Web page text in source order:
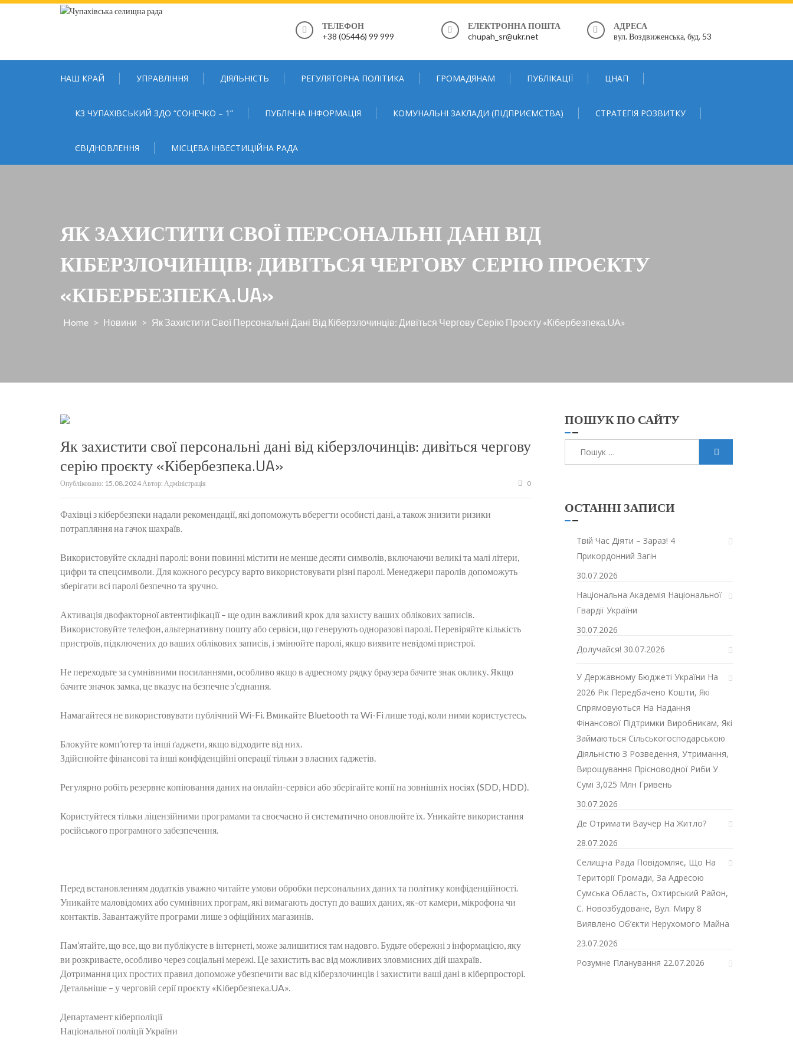
Skip
ТЕЛЕФОН
+38 (05446) 99 999
ЕЛЕКТРОННА ПОШТА
chupah_sr@ukr.net
АДРЕСА
вул. Воздвиженська, буд. 53
НАШ КРАЙ УПРАВЛІННЯ ДІЯЛЬНІСТЬ РЕГУЛЯТОРНА ПОЛІТИКА ГРОМАДЯНАМ ПУБЛІКАЦІЇ ЦНАП
КЗ ЧУПАХІВСЬКИЙ ЗДО “СОНЕЧКО – 1” ПУБЛІЧНА ІНФОРМАЦІЯ КОМУНАЛЬНІ ЗАКЛАДИ (ПІДПРИЄМСТВА) СТРАТЕГІЯ РОЗВИТКУ
ЄВІДНОВЛЕННЯ МІСЦЕВА ІНВЕСТИЦІЙНА РАДА
ЯК ЗАХИСТИТИ СВОЇ ПЕРСОНАЛЬНІ ДАНІ ВІД
КІБЕРЗЛОЧИНЦІВ: ДИВІТЬСЯ ЧЕРГОВУ СЕРІЮ ПРОЄКТУ
«КІБЕРБЕЗПЕКА.UA»
Home > Новини > Як Захистити Свої Персональні Дані Від Кіберзлочинців: Дивіться Чергову Серію Проєкту «Кібербезпека.UA»
Як захистити свої персональні дані від кіберзлочинців: дивіться чергову
серію проєкту «Кібербезпека.UA»
Опубліковано: 15.08.2024Автор: Адміністрація 0
Фахівці з кібербезпеки надали рекомендації, які допоможуть вберегти особисті дані, а також знизити ризики
потрапляння на гачок шахраїв.
Використовуйте складні паролі: вони повинні містити не менше десяти символів, включаючи великі та малі літери,
цифри та спецсимволи. Для кожного ресурсу варто використовувати різні паролі. Менеджери паролів допоможуть
зберігати всі паролі безпечно та зручно.
Активація двофакторної автентифікації – ще один важливий крок для захисту ваших облікових записів.
Використовуйте телефон, альтернативну пошту або сервіси, що генерують одноразові паролі. Перевіряйте кількість
пристроїв, підключених до ваших облікових записів, і змінюйте паролі, якщо виявите невідомі пристрої.
Не переходьте за сумнівними посиланнями, особливо якщо в адресному рядку браузера бачите знак оклику. Якщо
бачите значок замка, це вказує на безпечне з’єднання.
Намагайтеся не використовувати публічний Wi-Fi. Вмикайте Bluetooth та Wi-Fi лише тоді, коли ними користуєтесь.
Блокуйте комп’ютер та інші ґаджети, якщо відходите від них.
Здійснюйте фінансові та інші конфіденційні операції тільки з власних ґаджетів.
Регулярно робіть резервне копіювання даних на онлайн-сервіси або зберігайте копії на зовнішніх носіях (SDD, HDD).
Користуйтеся тільки ліцензійними програмами та своєчасно й систематично оновлюйте їх. Уникайте використання
російського програмного забезпечення.
Перед встановленням додатків уважно читайте умови обробки персональних даних та політику конфіденційності.
Уникайте маловідомих або сумнівних програм, які вимагають доступ до ваших даних, як-от камери, мікрофона чи
контактів. Завантажуйте програми лише з офіційних магазинів.
Пам’ятайте, що все, що ви публікуєте в інтернеті, може залишитися там надовго. Будьте обережні з інформацією, яку
ви розкриваєте, особливо через соціальні мережі. Це захистить вас від можливих зловмисних дій шахраїв.
Дотримання цих простих правил допоможе убезпечити вас від кіберзлочинців і захистити ваші дані в кіберпросторі.
Детальніше – у черговій серії проєкту «Кібербезпека.UA».
Департамент кіберполіції
Національної поліції України
ПОШУК ПО САЙТУ
ОСТАННІ ЗАПИСИ
Твій Час Діяти – Зараз! 4
Прикордонний Загін
30.07.2026
Національна Академія Національної
Гвардії України
30.07.2026
Долучайся! 30.07.2026
У Державному Бюджеті України На
2026 Рік Передбачено Кошти, Які
Спрямовуються На Надання
Фінансової Підтримки Виробникам, Які
Займаються Сільськогосподарською
Діяльністю З Розведення, Утримання,
Вирощування Прісноводної Риби У
Сумі 3,025 Млн Гривень
30.07.2026
Де Отримати Ваучер На Житло?
28.07.2026
Селищна Рада Повідомляє, Що На
Території Громади, За Адресою
Сумська Область, Охтирський Район,
С. Новозбудоване, Вул. Миру 8
Виявлено Об’єкти Нерухомого Майна
23.07.2026
Розумне Планування 22.07.2026